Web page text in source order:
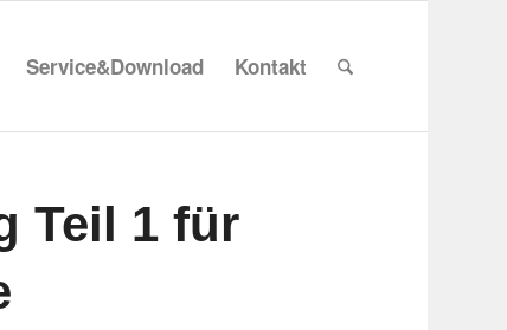
Service&Download Kontakt
Teil 1 für